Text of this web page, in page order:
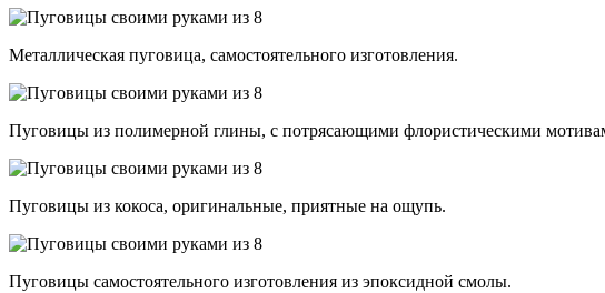
Металлическая пуговица, самостоятельного изготовления.
Пуговицы из полимерной глины, с потрясающими флористическими
Пуговицы из кокоса, оригинальные, приятные на ощупь.
Пуговицы самостоятельного изготовления из эпоксидной смолы.